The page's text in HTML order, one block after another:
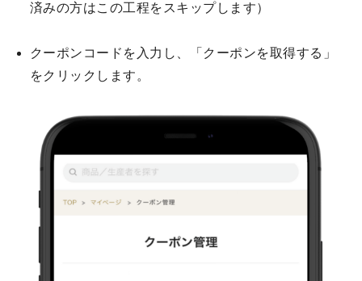
済みの方はこの工程をスキップします）
クーポンコードを入力し、「クーポンを取得する」
をクリックします。